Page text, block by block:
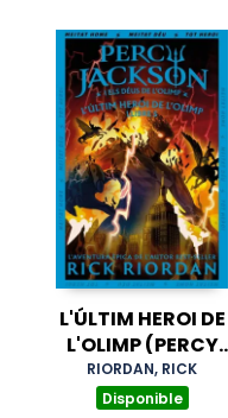
L'ÚLTIM HEROI DE
L'OLIMP (PERCY
JACKSON I ELS DÉUS
DE L'OLIMP 5)
RIORDAN, RICK
Disponible